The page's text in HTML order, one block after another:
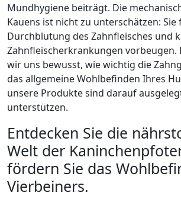
Mundhygiene beiträgt. Die
Kauens ist nicht zu unterschätzen:
Durchblutung des Zahnfleisches und
Zahnfleischerkrankungen vorbeugen.
wir uns bewusst, wie wichtig die
das allgemeine Wohlbefinden Ihres
unsere Produkte sind darauf
unterstützen.
Entdecken Sie die
Welt der
fördern Sie das
Vierbeiners.